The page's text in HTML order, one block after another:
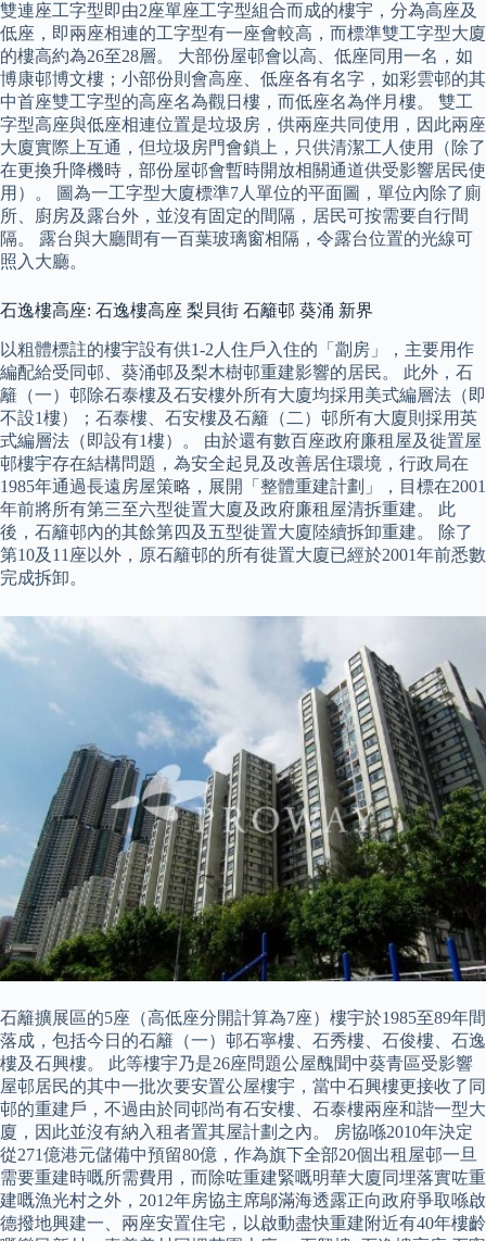
雙連座工字型即由2座單座工字型組合而成的樓宇，分為高座及
低座，即兩座相連的工字型有一座會較高，而標準雙工字型大廈
的樓高約為26至28層。 大部份屋邨會以高、低座同用一名，如
博康邨博文樓；小部份則會高座、低座各有名字，如彩雲邨的其
中首座雙工字型的高座名為觀日樓，而低座名為伴月樓。 雙工
字型高座與低座相連位置是垃圾房，供兩座共同使用，因此兩座
大廈實際上互通，但垃圾房門會鎖上，只供清潔工人使用（除了
在更換升降機時，部份屋邨會暫時開放相關通道供受影響居民使
用）。 圖為一工字型大廈標準7人單位的平面圖，單位內除了廁
所、廚房及露台外，並沒有固定的間隔，居民可按需要自行間
隔。 露台與大廳間有一百葉玻璃窗相隔，令露台位置的光線可
照入大廳。
石逸樓高座: 石逸樓高座 梨貝街 石籬邨 葵涌 新界
以粗體標註的樓宇設有供1-2人住戶入住的「劏房」，主要用作
編配給受同邨、葵涌邨及梨木樹邨重建影響的居民。 此外，石
籬（一）邨除石泰樓及石安樓外所有大廈均採用美式編層法（即
不設1樓）；石泰樓、石安樓及石籬（二）邨所有大廈則採用英
式編層法（即設有1樓）。 由於還有數百座政府廉租屋及徙置屋
邨樓宇存在結構問題，為安全起見及改善居住環境，行政局在
1985年通過長遠房屋策略，展開「整體重建計劃」，目標在2001
年前將所有第三至六型徙置大廈及政府廉租屋清拆重建。 此
後，石籬邨內的其餘第四及五型徙置大廈陸續拆卸重建。 除了
第10及11座以外，原石籬邨的所有徙置大廈已經於2001年前悉數
完成拆卸。
石籬擴展區的5座（高低座分開計算為7座）樓宇於1985至89年間
落成，包括今日的石籬（一）邨石寧樓、石秀樓、石俊樓、石逸
樓及石興樓。 此等樓宇乃是26座問題公屋醜聞中葵青區受影響
屋邨居民的其中一批次要安置公屋樓宇，當中石興樓更接收了同
邨的重建戶，不過由於同邨尚有石安樓、石泰樓兩座和諧一型大
廈，因此並沒有納入租者置其屋計劃之內。 房協喺2010年決定
從271億港元儲備中預留80億，作為旗下全部20個出租屋邨一旦
需要重建時嘅所需費用，而除咗重建緊嘅明華大廈同埋落實咗重
建嘅漁光村之外，2012年房協主席鄔滿海透露正向政府爭取喺啟
德撥地興建一、兩座安置住宅，以啟動盡快重建附近有40年樓齡